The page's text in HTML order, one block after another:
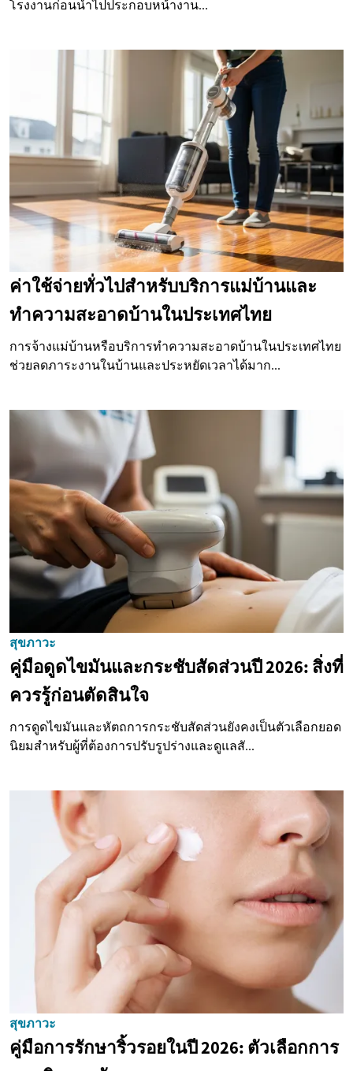
โรงงานก่อนนำไปประกอบหน้างาน...
ค่าใช้จ่ายทั่วไปสำหรับบริการแม่บ้านและ
ทำความสะอาดบ้านในประเทศไทย
การจ้างแม่บ้านหรือบริการทำความสะอาดบ้านในประเทศไทย
ช่วยลดภาระงานในบ้านและประหยัดเวลาได้มาก...
สุขภาวะ
คู่มือดูดไขมันและกระชับสัดส่วนปี 2026: สิ่งที่
ควรรู้ก่อนตัดสินใจ
การดูดไขมันและหัตถการกระชับสัดส่วนยังคงเป็นตัวเลือกยอด
นิยมสำหรับผู้ที่ต้องการปรับรูปร่างและดูแลสั...
สุขภาวะ
คู่มือการรักษาริ้วรอยในปี 2026: ตัวเลือกการ